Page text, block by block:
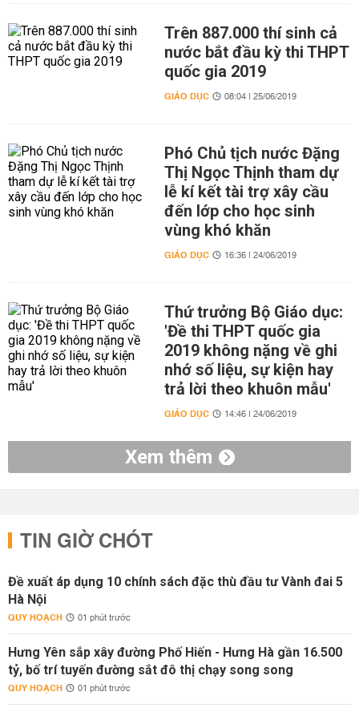
Trên 887.000 thí sinh cả
nước bắt đầu kỳ thi THPT
quốc gia 2019
GIÁO DỤC 08:04 | 25/06/2019
Phó Chủ tịch nước Đặng
Thị Ngọc Thịnh tham dự
lễ kí kết tài trợ xây cầu
đến lớp cho học sinh
vùng khó khăn
GIÁO DỤC 16:36 | 24/06/2019
Thứ trưởng Bộ Giáo dục:
'Đề thi THPT quốc gia
2019 không nặng về ghi
nhớ số liệu, sự kiện hay
trả lời theo khuôn mẫu'
GIÁO DỤC 14:46 | 24/06/2019
Xem thêm
TIN GIỜ CHÓT
Đề xuất áp dụng 10 chính sách đặc thù đầu tư Vành đai 5
Hà Nội
QUY HOẠCH 01 phút trước
Hưng Yên sắp xây đường Phố Hiến - Hưng Hà gần 16.500
tỷ, bố trí tuyến đường sắt đô thị chạy song song
QUY HOẠCH 01 phút trước